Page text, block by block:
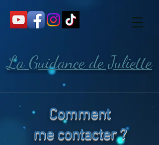
La Guidance de Juliette
Comment
me contacter ?